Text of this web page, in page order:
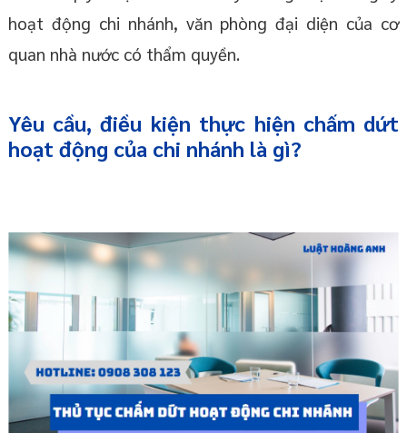
hoạt động chi nhánh, văn phòng đại diện của cơ
quan nhà nước có thẩm quyền.
Yêu cầu, điều kiện thực hiện chấm dứt
hoạt động của chi nhánh là gì?